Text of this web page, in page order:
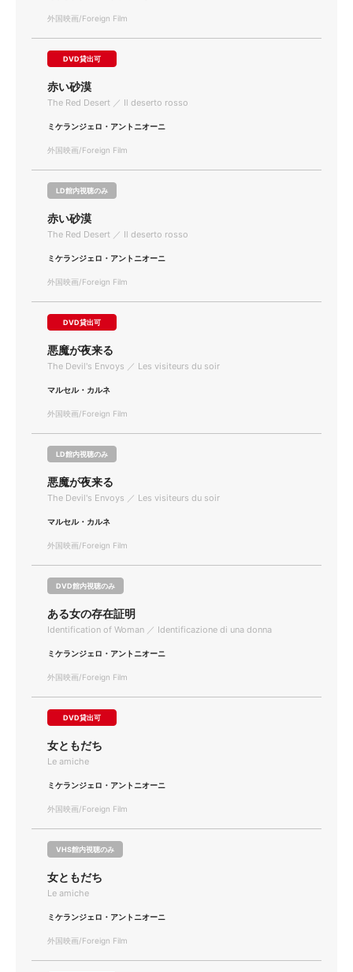
外国映画/Foreign Film
DVD貸出可
赤い砂漠
The Red Desert ／ Il deserto rosso
ミケランジェロ・アントニオーニ
外国映画/Foreign Film
LD館内視聴のみ
赤い砂漠
The Red Desert ／ Il deserto rosso
ミケランジェロ・アントニオーニ
外国映画/Foreign Film
DVD貸出可
悪魔が夜来る
The Devil's Envoys ／ Les visiteurs du soir
マルセル・カルネ
外国映画/Foreign Film
LD館内視聴のみ
悪魔が夜来る
The Devil's Envoys ／ Les visiteurs du soir
マルセル・カルネ
外国映画/Foreign Film
DVD館内視聴のみ
ある女の存在証明
Identification of Woman ／ Identificazione di una donna
ミケランジェロ・アントニオーニ
外国映画/Foreign Film
DVD貸出可
女ともだち
Le amiche
ミケランジェロ・アントニオーニ
外国映画/Foreign Film
VHS館内視聴のみ
女ともだち
Le amiche
ミケランジェロ・アントニオーニ
外国映画/Foreign Film